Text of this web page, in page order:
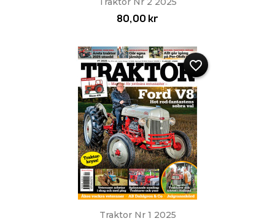
80,00 kr
Traktor Nr 1 2025
favorite_border